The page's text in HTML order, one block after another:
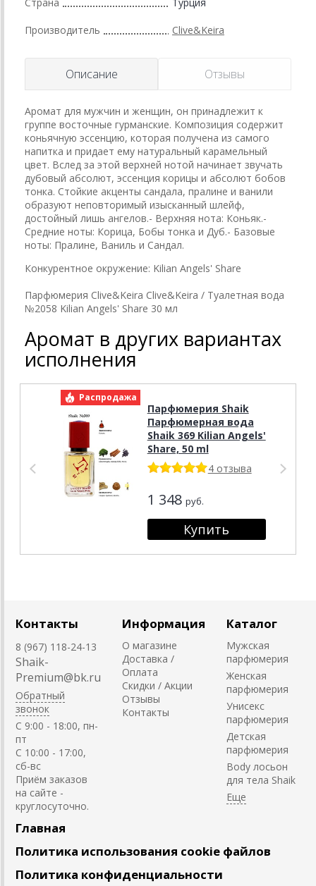
Производитель Clive&Keira
Описание Отзывы
Аромат для мужчин и женщин, он принадлежит к
группе восточные гурманские. Композиция содержит
коньячную эссенцию, которая получена из самого
напитка и придает ему натуральный карамельный
цвет. Вслед за этой верхней нотой начинает звучать
дубовый абсолют, эссенция корицы и абсолют бобов
тонка. Стойкие акценты сандала, пралине и ванили
образуют неповторимый изысканный шлейф,
достойный лишь ангелов.- Верхняя нота: Коньяк.-
Средние ноты: Корица, Бобы тонка и Дуб.- Базовые
ноты: Пралине, Ваниль и Сандал.
Конкурентное окружение: Kilian Angels' Share
Парфюмерия Clive&Keira Clive&Keira / Туалетная вода
№2058 Kilian Angels' Share 30 мл
Аромат в других вариантах
исполнения
Распродажа
Парфюмерия Shaik
Парфюмерная вода
Shaik 369 Kilian Angels'
Share, 50 ml
4 отзыва
1 348 руб.
Контакты
8 (967) 118-24-13
Shaik-
Premium@bk.ru
Обратный
звонок
C 9:00 - 18:00, пн-
пт
С 10:00 - 17:00,
сб-вс
Приём заказов
на сайте -
круглосуточно.
Информация
О магазине
Доставка /
Оплата
Скидки / Акции
Отзывы
Контакты
Каталог
Мужская
парфюмерия
Женская
парфюмерия
Унисекс
парфюмерия
Детская
парфюмерия
Body лосьон
для тела Shaik
Главная
Политика использования cookie файлов
Политика конфиденциальности